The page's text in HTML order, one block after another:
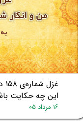
این چه حکایت
۱۶ مرداد ۰۵